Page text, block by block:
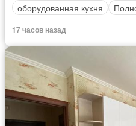
оборудованная кухня
17 часов назад